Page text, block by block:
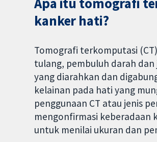
kanker hati?
Tomografi terkomputasi
tulang, pembuluh darah
yang diarahkan dan
kelainan pada hati yang
penggunaan CT atau jenis
mengonfirmasi keberadaan
untuk menilai ukuran dan